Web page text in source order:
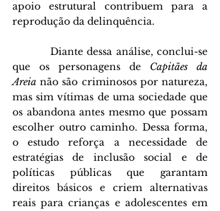
apoio estrutural contribuem para a
reprodução da delinquência.
que os personagens de Capitães da
Areia não são criminosos por natureza,
mas sim vítimas de uma sociedade que
os abandona antes mesmo que possam
escolher outro caminho. Dessa forma,
o estudo reforça a necessidade de
estratégias de inclusão social e de
políticas públicas que garantam
direitos básicos e criem alternativas
reais para crianças e adolescentes em